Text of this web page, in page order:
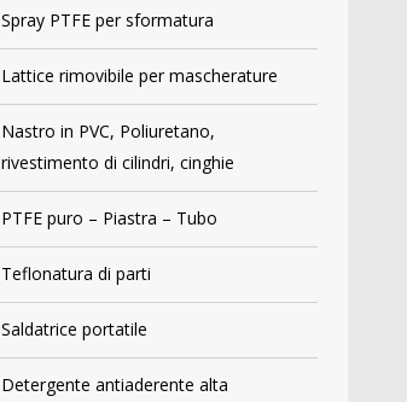
Spray PTFE per sformatura
Lattice rimovibile per mascherature
Nastro in PVC, Poliuretano,
rivestimento di cilindri, cinghie
PTFE puro – Piastra – Tubo
Teflonatura di parti
Saldatrice portatile
Detergente antiaderente alta